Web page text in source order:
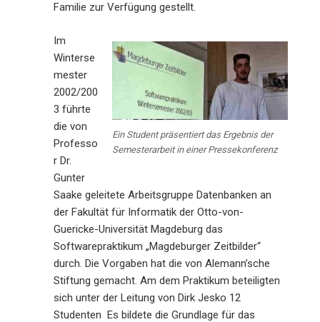
Familie zur Verfügung gestellt.
Ein Student präsentiert das Ergebnis der
Semesterarbeit in einer Pressekonferenz
Im
Winterse
mester
2002/200
3 führte
die von
Professo
r Dr.
Gunter
Saake geleitete Arbeitsgruppe Datenbanken an
der Fakultät für Informatik der Otto-von-
Guericke-Universität Magdeburg das
Softwarepraktikum „Magdeburger Zeitbilder“
durch. Die Vorgaben hat die von Alemann’sche
Stiftung gemacht. Am dem Praktikum beteiligten
sich unter der Leitung von Dirk Jesko 12
Studenten Es bildete die Grundlage für das